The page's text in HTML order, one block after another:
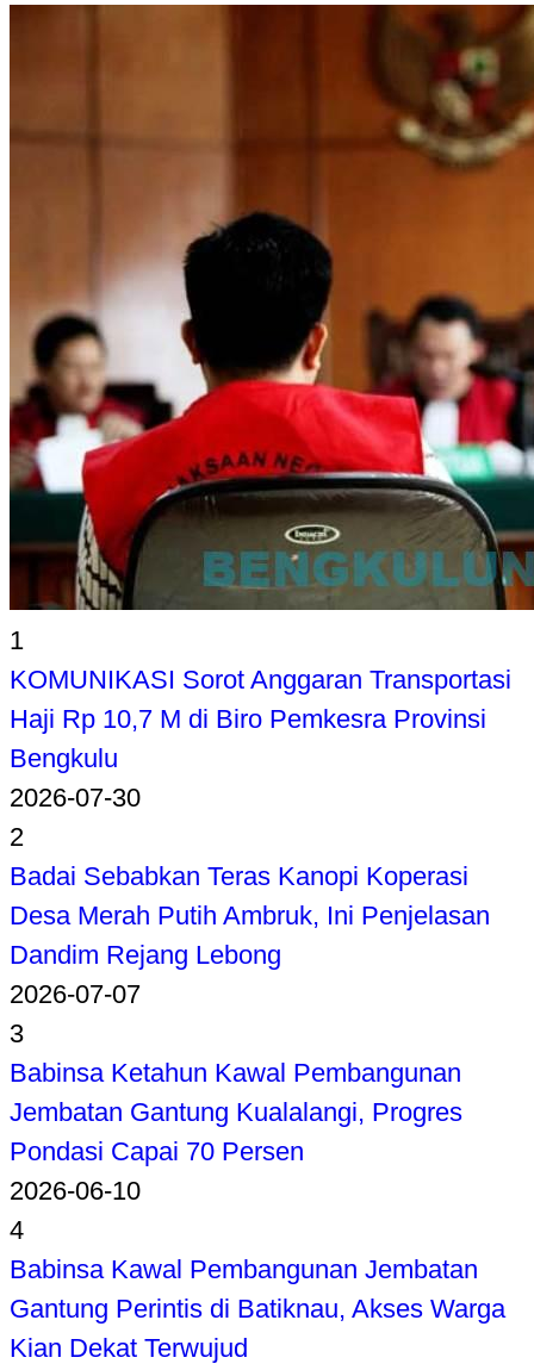
1
KOMUNIKASI Sorot Anggaran Transportasi
Haji Rp 10,7 M di Biro Pemkesra Provinsi
Bengkulu
2026-07-30
2
Badai Sebabkan Teras Kanopi Koperasi
Desa Merah Putih Ambruk, Ini Penjelasan
Dandim Rejang Lebong
2026-07-07
3
Babinsa Ketahun Kawal Pembangunan
Jembatan Gantung Kualalangi, Progres
Pondasi Capai 70 Persen
2026-06-10
4
Babinsa Kawal Pembangunan Jembatan
Gantung Perintis di Batiknau, Akses Warga
Kian Dekat Terwujud